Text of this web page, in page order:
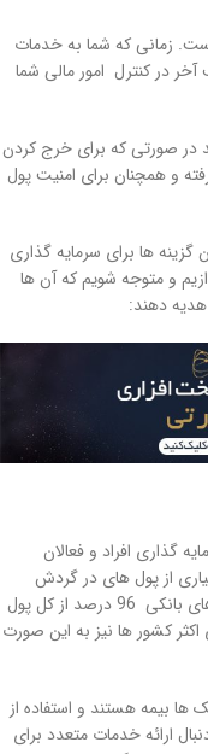
زمانی که شما به خدمات
در کنترل امور مالی شما
در صورتی که برای خرج کردن
و همچنان برای امنیت پول
گزینه ها برای سرمایه گذاری
و متوجه شویم که آن ها
هدیه دهند:
گذاری افراد و فعالان
از پول های در گردش
متعلق به سپرده بانکی هستند. در بریتانیا سپرده های بانکی 96 درصد از کل پول
کشور ها نیز به این صورت
بیمه هستند و استفاده از
ارائه خدمات متعدد برای